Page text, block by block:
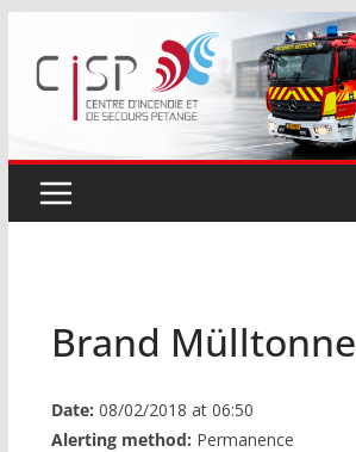
contenu
Brand Mülltonne
Date: 08/02/2018 at 06:50
Alerting method: Permanence